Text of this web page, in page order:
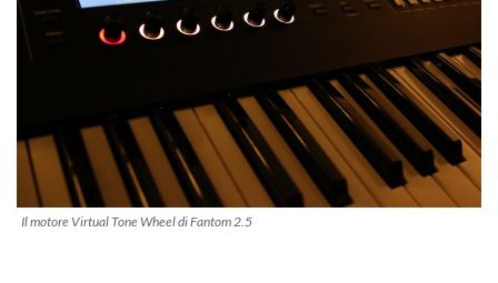
Il motore Virtual Tone Wheel di Fantom 2.5